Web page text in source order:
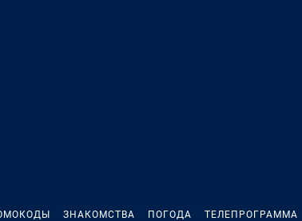
ЗНАКОМСТВА ПОГОДА ТЕЛЕПРОГРАММА